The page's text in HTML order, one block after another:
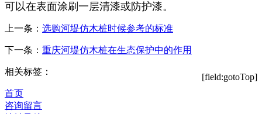
可以在表面涂刷一层清漆或防护漆。
上一条： 选购河堤仿木桩时候参考的标准
下一条： 重庆河堤仿木桩在生态保护中的作用
相关标签：
[field:gotoTop]
首页
咨询留言